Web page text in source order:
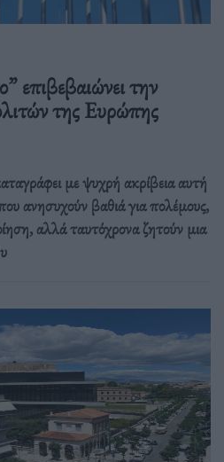
επιβεβαιώνει την
της Ευρώπης
με ψυχρή ακρίβεια αυτή
ανησυχούν βαθιά για πολέμους,
αλλά ταυτόχρονα ζητούν μια